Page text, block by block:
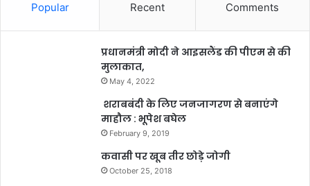
Popular Recent Comments
प्रधानमंत्री मोदी ने आइसलैंड की पीएम से की
मुलाकात,
May 4, 2022
शराबबंदी के लिए जनजागरण से बनाएंगे
माहौल : भूपेश बघेल
February 9, 2019
कवासी पर खूब तीर छोड़े जोगी
October 25, 2018